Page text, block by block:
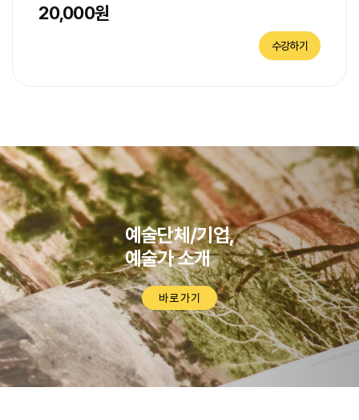
20,000원
예술단체/기업,
예술가 소개
바로가기